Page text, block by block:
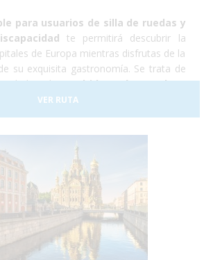
para usuarios de silla de ruedas y
te permitirá descubrir la
de Europa mientras disfrutas de la
su exquisita gastronomía. Se trata de
deMadrid, París, Londres,
Praga, Budapest y Roma
entre sí y cada una es más hermosa
que Europa es un
reducida ya que contamos con
y todo tipo de
¡No lo duden más y atrévanse a
europeo! Unas vacaciones
disfrutarán al máximo mientras se
belleza de estos lugares y conocen
diferentes aunque se encuentren a
VER RUTA